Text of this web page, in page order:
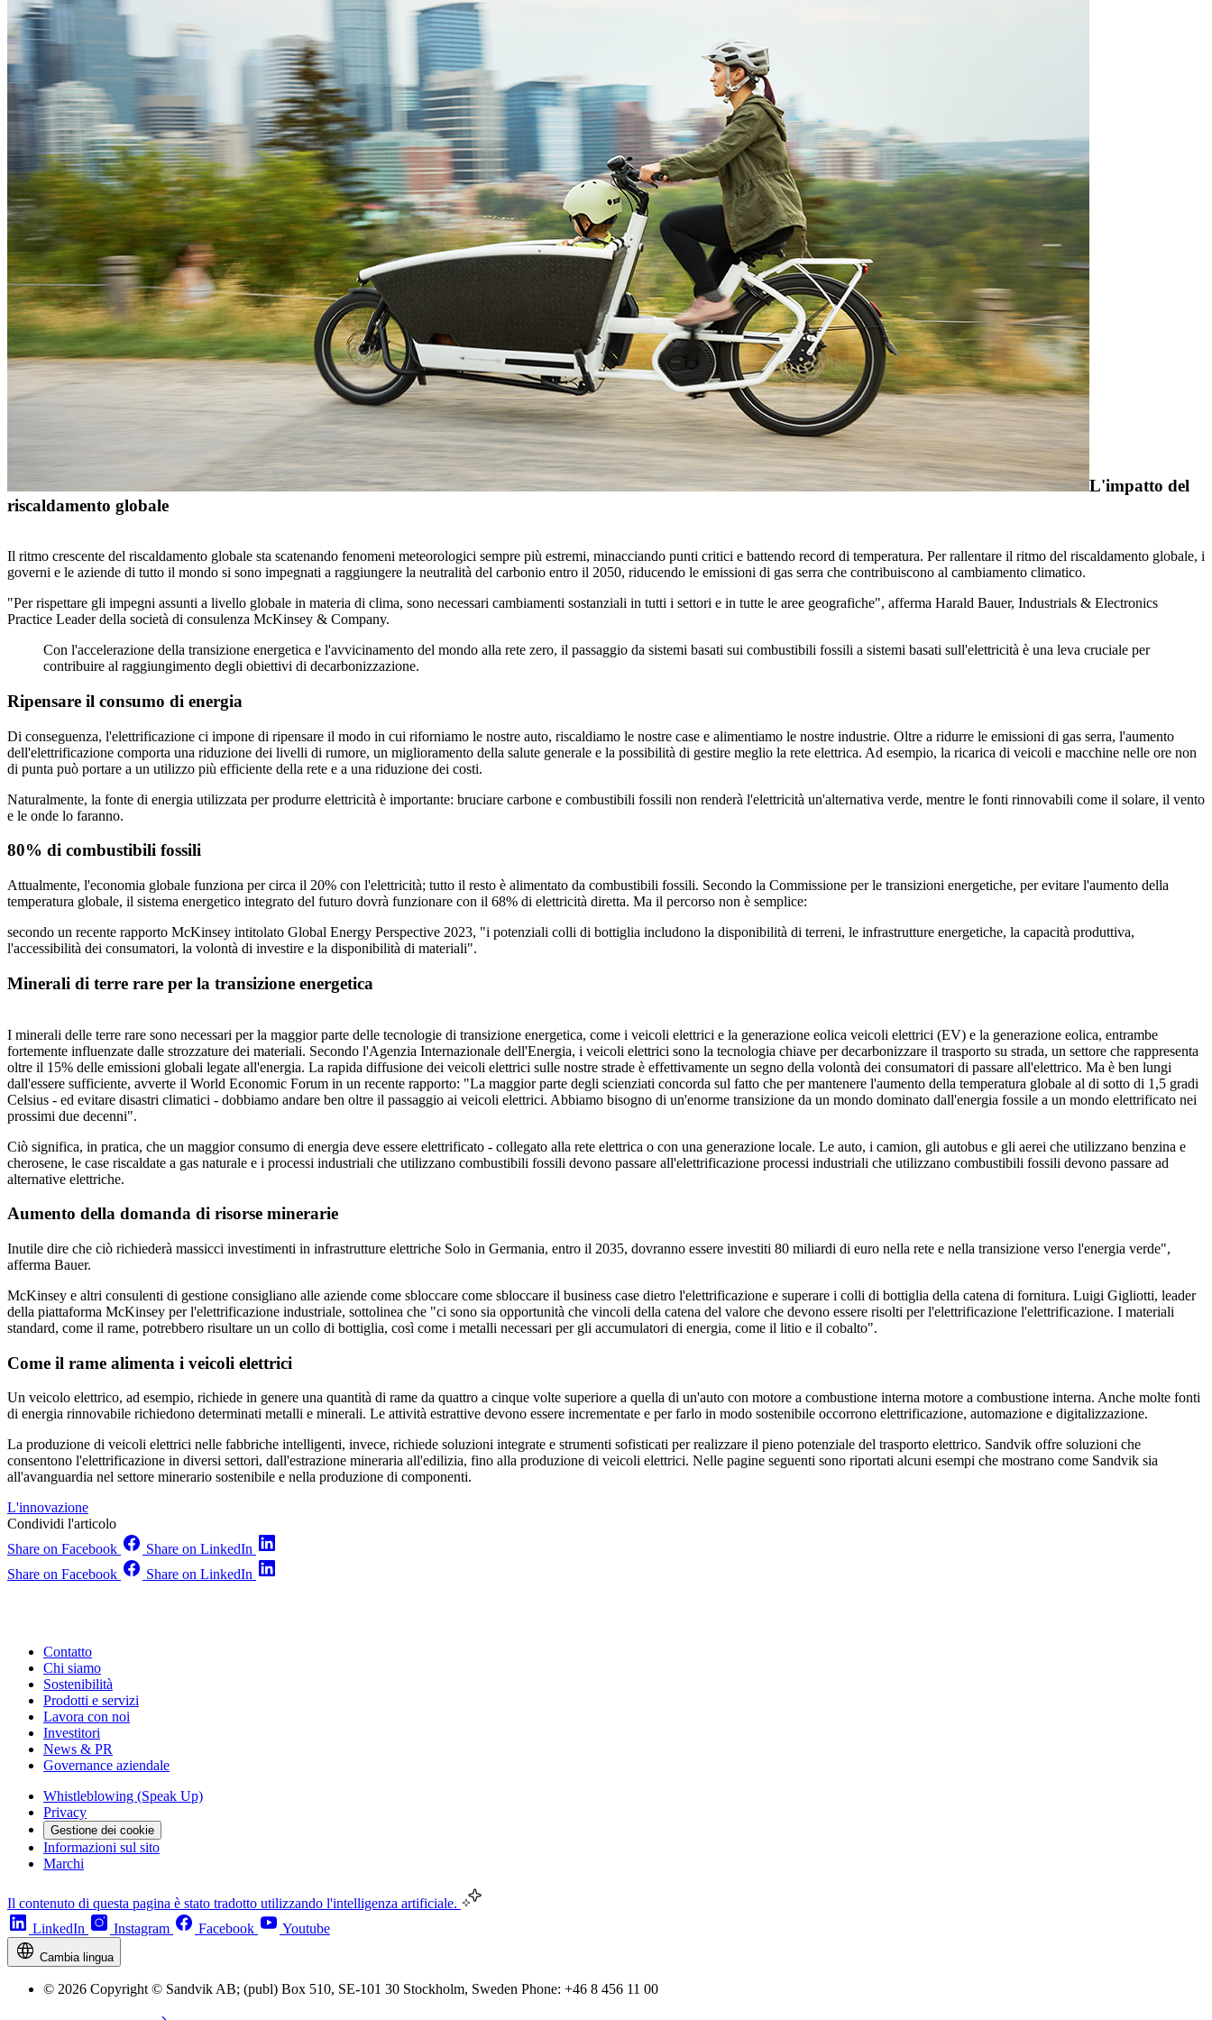
L'impatto del
riscaldamento globale
Il ritmo crescente del riscaldamento globale sta scatenando fenomeni meteorologici sempre più estremi, minacciando punti critici e battendo record di temperatura. Per rallentare il ritmo del riscaldamento globale, i
governi e le aziende di tutto il mondo si sono impegnati a raggiungere la neutralità del carbonio entro il 2050, riducendo le emissioni di gas serra che contribuiscono al cambiamento climatico.
"Per rispettare gli impegni assunti a livello globale in materia di clima, sono necessari cambiamenti sostanziali in tutti i settori e in tutte le aree geografiche", afferma Harald Bauer, Industrials & Electronics
Practice Leader della società di consulenza McKinsey & Company.
Con l'accelerazione della transizione energetica e l'avvicinamento del mondo alla rete zero, il passaggio da sistemi basati sui combustibili fossili a sistemi basati sull'elettricità è una leva cruciale per
contribuire al raggiungimento degli obiettivi di decarbonizzazione.
Ripensare il consumo di energia
Di conseguenza, l'elettrificazione ci impone di ripensare il modo in cui riforniamo le nostre auto, riscaldiamo le nostre case e alimentiamo le nostre industrie. Oltre a ridurre le emissioni di gas serra, l'aumento
dell'elettrificazione comporta una riduzione dei livelli di rumore, un miglioramento della salute generale e la possibilità di gestire meglio la rete elettrica. Ad esempio, la ricarica di veicoli e macchine nelle ore non
di punta può portare a un utilizzo più efficiente della rete e a una riduzione dei costi.
Naturalmente, la fonte di energia utilizzata per produrre elettricità è importante: bruciare carbone e combustibili fossili non renderà l'elettricità un'alternativa verde, mentre le fonti rinnovabili come il solare, il vento
e le onde lo faranno.
80% di combustibili fossili
Attualmente, l'economia globale funziona per circa il 20% con l'elettricità; tutto il resto è alimentato da combustibili fossili. Secondo la Commissione per le transizioni energetiche, per evitare l'aumento della
temperatura globale, il sistema energetico integrato del futuro dovrà funzionare con il 68% di elettricità diretta. Ma il percorso non è semplice:
secondo un recente rapporto McKinsey intitolato Global Energy Perspective 2023, "i potenziali colli di bottiglia includono la disponibilità di terreni, le infrastrutture energetiche, la capacità produttiva,
l'accessibilità dei consumatori, la volontà di investire e la disponibilità di materiali".
Minerali di terre rare per la transizione energetica
I minerali delle terre rare sono necessari per la maggior parte delle tecnologie di transizione energetica, come i veicoli elettrici e la generazione eolica veicoli elettrici (EV) e la generazione eolica, entrambe
fortemente influenzate dalle strozzature dei materiali. Secondo l'Agenzia Internazionale dell'Energia, i veicoli elettrici sono la tecnologia chiave per decarbonizzare il trasporto su strada, un settore che rappresenta
oltre il 15% delle emissioni globali legate all'energia. La rapida diffusione dei veicoli elettrici sulle nostre strade è effettivamente un segno della volontà dei consumatori di passare all'elettrico. Ma è ben lungi
dall'essere sufficiente, avverte il World Economic Forum in un recente rapporto: "La maggior parte degli scienziati concorda sul fatto che per mantenere l'aumento della temperatura globale al di sotto di 1,5 gradi
Celsius - ed evitare disastri climatici - dobbiamo andare ben oltre il passaggio ai veicoli elettrici. Abbiamo bisogno di un'enorme transizione da un mondo dominato dall'energia fossile a un mondo elettrificato nei
prossimi due decenni".
Ciò significa, in pratica, che un maggior consumo di energia deve essere elettrificato - collegato alla rete elettrica o con una generazione locale. Le auto, i camion, gli autobus e gli aerei che utilizzano benzina e
cherosene, le case riscaldate a gas naturale e i processi industriali che utilizzano combustibili fossili devono passare all'elettrificazione processi industriali che utilizzano combustibili fossili devono passare ad
alternative elettriche.
Aumento della domanda di risorse minerarie
Inutile dire che ciò richiederà massicci investimenti in infrastrutture elettriche Solo in Germania, entro il 2035, dovranno essere investiti 80 miliardi di euro nella rete e nella transizione verso l'energia verde",
afferma Bauer.
McKinsey e altri consulenti di gestione consigliano alle aziende come sbloccare come sbloccare il business case dietro l'elettrificazione e superare i colli di bottiglia della catena di fornitura. Luigi Gigliotti, leader
della piattaforma McKinsey per l'elettrificazione industriale, sottolinea che "ci sono sia opportunità che vincoli della catena del valore che devono essere risolti per l'elettrificazione l'elettrificazione. I materiali
standard, come il rame, potrebbero risultare un un collo di bottiglia, così come i metalli necessari per gli accumulatori di energia, come il litio e il cobalto".
Come il rame alimenta i veicoli elettrici
Un veicolo elettrico, ad esempio, richiede in genere una quantità di rame da quattro a cinque volte superiore a quella di un'auto con motore a combustione interna motore a combustione interna. Anche molte fonti
di energia rinnovabile richiedono determinati metalli e minerali. Le attività estrattive devono essere incrementate e per farlo in modo sostenibile occorrono elettrificazione, automazione e digitalizzazione.
La produzione di veicoli elettrici nelle fabbriche intelligenti, invece, richiede soluzioni integrate e strumenti sofisticati per realizzare il pieno potenziale del trasporto elettrico. Sandvik offre soluzioni che
consentono l'elettrificazione in diversi settori, dall'estrazione mineraria all'edilizia, fino alla produzione di veicoli elettrici. Nelle pagine seguenti sono riportati alcuni esempi che mostrano come Sandvik sia
all'avanguardia nel settore minerario sostenibile e nella produzione di componenti.
L'innovazione
Condividi l'articolo
Share on Facebook
Share on LinkedIn
Share on Facebook
Share on LinkedIn
Contatto
Chi siamo
Sostenibilità
Prodotti e servizi
Lavora con noi
Investitori
News & PR
Governance aziendale
Whistleblowing (Speak Up)
Privacy
Gestione dei cookie
Informazioni sul sito
Marchi
Il contenuto di questa pagina è stato tradotto utilizzando l'intelligenza artificiale.
LinkedIn
Instagram Facebook Youtube
Cambia lingua
© 2026 Copyright © Sandvik AB; (publ) Box 510, SE-101 30 Stockholm, Sweden Phone: +46 8 456 11 00